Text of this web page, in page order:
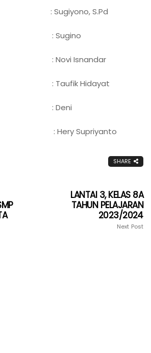
S.Pd
: Sugino
: Novi Isnandar
: Taufik Hidayat
: Deni
: Hery Supriyanto
SHARE
LANTAI 3, KELAS 8A
TAHUN PELAJARAN
2023/2024
Next Post